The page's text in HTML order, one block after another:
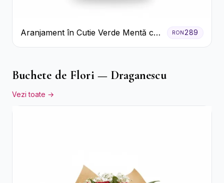
Aranjament în Cutie Verde Mentă cu
Trandafiri și Alstroemeria
RON289
Buchete de Flori — Draganescu
Vezi toate →